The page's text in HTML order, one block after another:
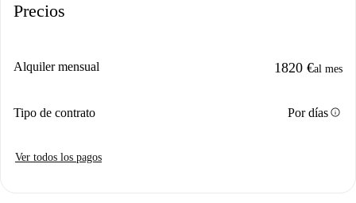
Precios
Alquiler mensual 1820 €al mes
Tipo de contrato Por díasinfo
Ver todos los pagos